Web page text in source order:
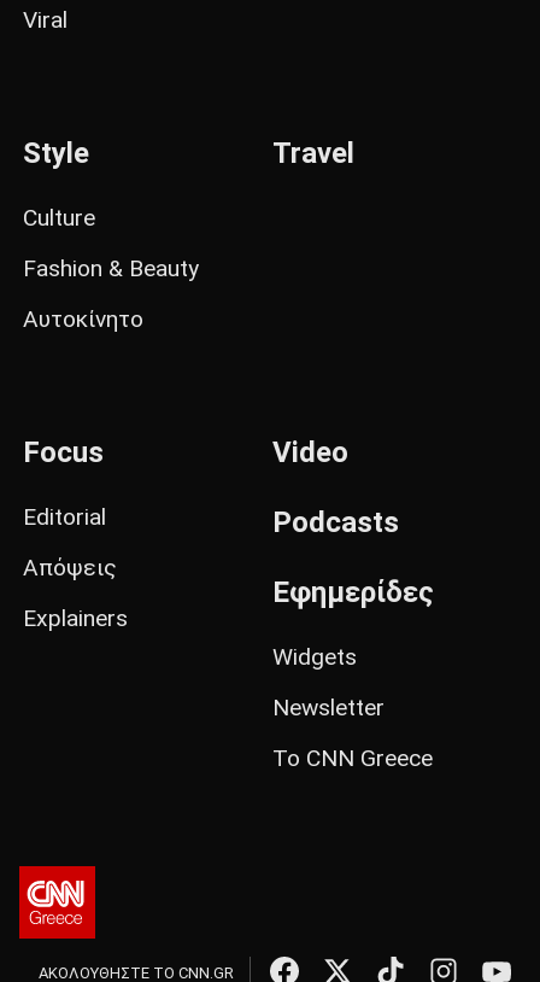
Viral
Style
Culture
Fashion & Beauty
Αυτοκίνητο
Travel
Focus
Editorial
Απόψεις
Explainers
Video
Podcasts
Εφημερίδες
Widgets
Newsletter
Το CNN Greece
ΑΚΟΛΟΥΘΗΣΤΕ ΤΟ CNN.GR